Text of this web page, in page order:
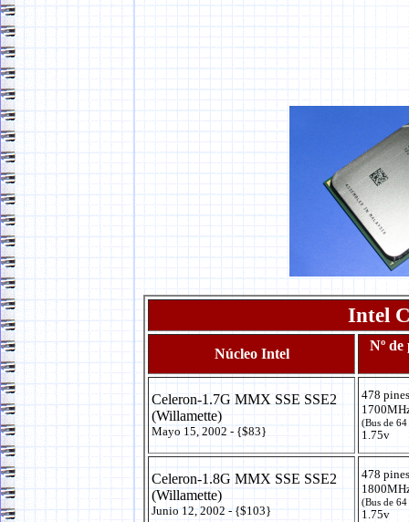
Intel
Núcleo Intel
Nº
Celeron-1.7G MMX SSE SSE2
(Willamette)
Mayo 15, 2002 - {$83}
478 pines
(Bus de
1.75v
Celeron-1.8G MMX SSE SSE2
(Willamette)
Junio 12, 2002 - {$103}
478 pines
(Bus de
1.75v